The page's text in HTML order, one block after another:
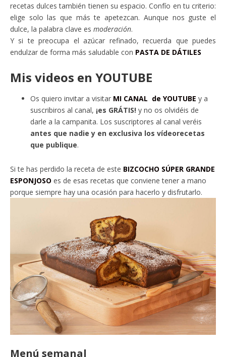
recetas dulces también tienen su espacio. Confío en tu criterio:
elige solo las que más te apetezcan. Aunque nos guste el
dulce, la palabra clave es moderación.
Y si te preocupa el azúcar refinado, recuerda que puedes
endulzar de forma más saludable con PASTA DE DÁTILES
Mis videos en YOUTUBE
Os quiero invitar a visitar MI CANAL de YOUTUBE y a
suscribiros al canal, ¡es GRÁTIS! y no os olvidéis de
darle a la campanita. Los suscriptores al canal veréis
antes que nadie y en exclusiva los vídeorecetas
que publique.
Si te has perdido la receta de este BIZCOCHO SÚPER GRANDE
ESPONJOSO es de esas recetas que conviene tener a mano
porque siempre hay una ocasión para hacerlo y disfrutarlo.
Menú semanal